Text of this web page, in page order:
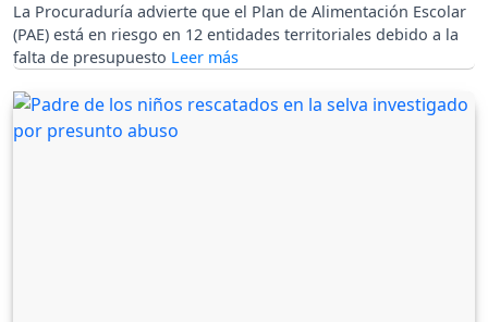
La Procuraduría advierte que el Plan de Alimentación Escolar
(PAE) está en riesgo en 12 entidades territoriales debido a la
falta de presupuesto